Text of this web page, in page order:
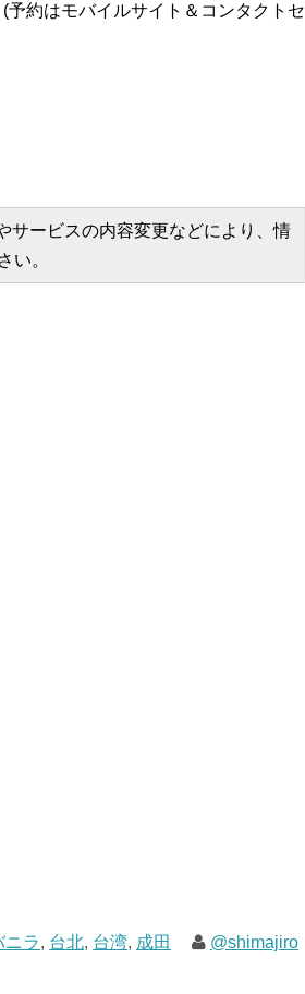
約はモバイルサイト＆コンタクトセ
サービスの内容変更などにより、情
い。
ニラ, 台北, 台湾, 成田 @shimajiro